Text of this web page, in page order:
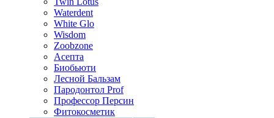
Waterdent
White Glo
Wisdom
Zoobzone
Асепта
Биобьюти
Лесной Бальзам
Пародонтол Prof
Профессор Персин
Фитокосметик